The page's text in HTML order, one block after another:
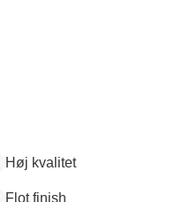
Høj kvalitet
Flot finish